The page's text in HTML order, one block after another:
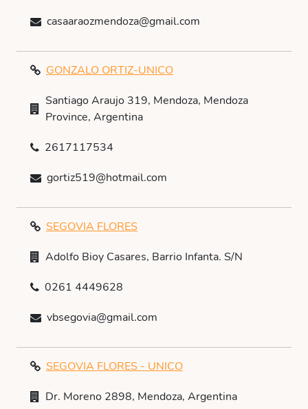
casaaraozmendoza@gmail.com
GONZALO ORTIZ-UNICO
Santiago Araujo 319, Mendoza, Mendoza
Province, Argentina
2617117534
gortiz519@hotmail.com
SEGOVIA FLORES
Adolfo Bioy Casares, Barrio Infanta. S/N
0261 4449628
vbsegovia@gmail.com
SEGOVIA FLORES - UNICO
Dr. Moreno 2898, Mendoza, Argentina